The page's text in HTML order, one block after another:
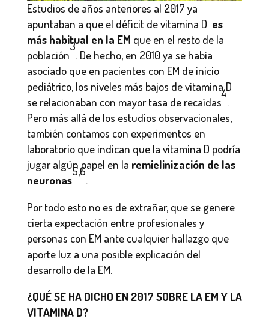
Estudios de años anteriores al 2017 ya
apuntaban a que el déficit de vitamina D es
más habitual en la EM que en el resto de la
población
3
. De hecho, en 2010 ya se había
asociado que en pacientes con EM de inicio
pediátrico, los niveles más bajos de vitamina D
se relacionaban con mayor tasa de recaídas
4
.
Pero más allá de los estudios observacionales,
también contamos con experimentos en
laboratorio que indican que la vitamina D podría
jugar algún papel en la remielinización de las
neuronas
5,6
.
Por todo esto no es de extrañar, que se genere
cierta expectación entre profesionales y
personas con EM ante cualquier hallazgo que
aporte luz a una posible explicación del
desarrollo de la EM.
¿QUÉ SE HA DICHO EN 2017 SOBRE LA EM Y LA
VITAMINA D?